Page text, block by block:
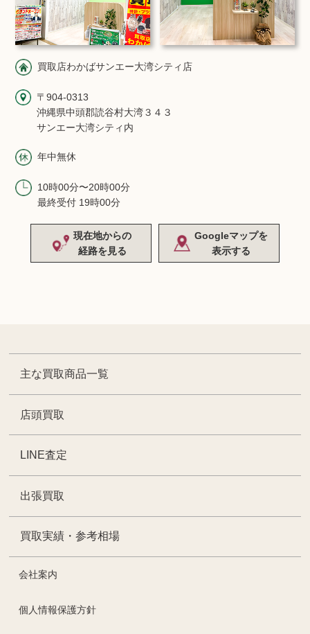
買取店わかばサンエー大湾シティ店
〒904-0313
沖縄県中頭郡読谷村大湾３４３
サンエー大湾シティ内
年中無休
10時00分〜20時00分
最終受付 19時00分
現在地からの
経路を見る
Googleマップを
表示する
主な買取商品一覧
店頭買取
LINE査定
出張買取
買取実績・参考相場
会社案内
個人情報保護方針